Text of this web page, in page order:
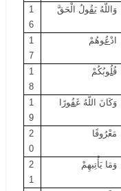
1
6
وَاللَّهُ يَقُولُ الْحَقَّ
1
7
ادْعُوهُمْ
1
8
قُلُوبُكُمْ
1
9
وَكَانَ اللَّهُ غَفُورًا
2
0
مَعْرُوفًا
2
1
وَمَا يَأْتِيهِمْ